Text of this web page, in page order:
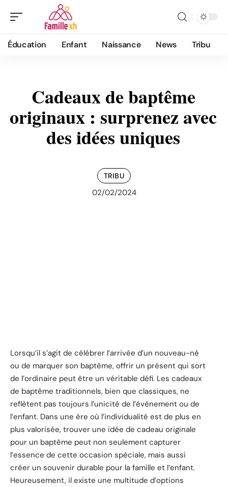
Éducation Enfant Naissance News Tribu
Cadeaux de baptême
originaux : surprenez avec
des idées uniques
TRIBU
02/02/2024
Lorsqu’il s’agit de célébrer l’arrivée d’un nouveau-né
ou de marquer son baptême, offrir un présent qui sort
de l’ordinaire peut être un véritable défi. Les cadeaux
de baptême traditionnels, bien que classiques, ne
reflètent pas toujours l’unicité de l’événement ou de
l’enfant. Dans une ère où l’individualité est de plus en
plus valorisée, trouver une idée de cadeau originale
pour un baptême peut non seulement capturer
l’essence de cette occasion spéciale, mais aussi
créer un souvenir durable pour la famille et l’enfant.
Heureusement, il existe une multitude d’options